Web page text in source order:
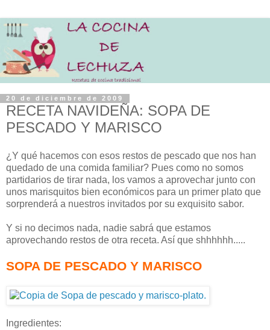
20 de diciembre de 2009
RECETA NAVIDEÑA: SOPA DE
PESCADO Y MARISCO
¿Y qué hacemos con esos restos de pescado que nos han
quedado de una comida familiar? Pues como no somos
partidarios de tirar nada, los vamos a aprovechar junto con
unos marisquitos bien económicos para un primer plato que
sorprenderá a nuestros invitados por su exquisito sabor.
Y si no decimos nada, nadie sabrá que estamos
aprovechando restos de otra receta. Así que shhhhhh.....
SOPA DE PESCADO Y MARISCO
Ingredientes: